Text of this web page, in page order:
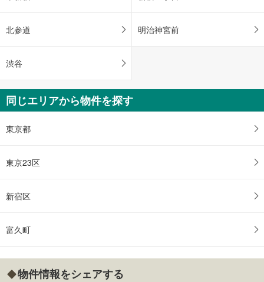
北参道 明治神宮前
渋谷
同じエリアから物件を探す
東京都
東京23区
新宿区
富久町
物件情報をシェアする